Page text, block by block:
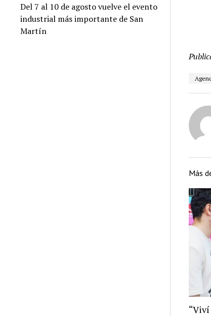
Del 7 al 10 de agosto vuelve el evento
industrial más importante de San
Martín
Más